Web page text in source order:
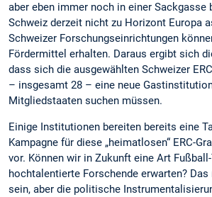
aber eben immer noch in einer Sackgasse
Schweiz derzeit nicht zu Horizont Europa
Schweizer Forschungseinrichtungen
Fördermittel erhalten. Daraus ergibt sich
dass sich die ausgewählten Schweizer
– insgesamt 28 – eine neue
Mitgliedstaaten suchen müssen.
Einige Institutionen bereiten bereits eine
Kampagne für diese „heimatlosen“ ERC-
vor. Können wir in Zukunft eine Art
hochtalentierte Forschende erwarten?
sein, aber die politische